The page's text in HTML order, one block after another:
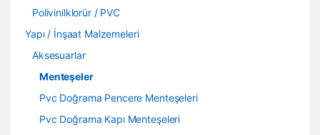
Polivinilklorür / PVC
Yapı / İnşaat Malzemeleri
Aksesuarlar
Menteşeler
Pvc Doğrama Pencere Menteşeleri
Pvc Doğrama Kapı Menteşeleri